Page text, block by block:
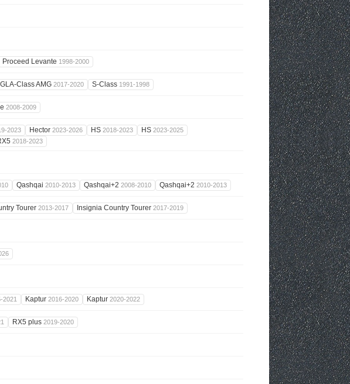
Proceed Levante 1998-2000
GLA-Class AMG 2017-2020 S-Class 1991-1998
2008-2009
2023 Hector 2023-2026 HS 2018-2023 HS 2023-2025
2018-2023
Qashqai 2010-2013 Qashqai+2 2008-2010 Qashqai+2 2010-2013
Tourer 2013-2017 Insignia Country Tourer 2017-2019
2021 Kaptur 2016-2020 Kaptur 2020-2022
RX5 plus 2019-2020